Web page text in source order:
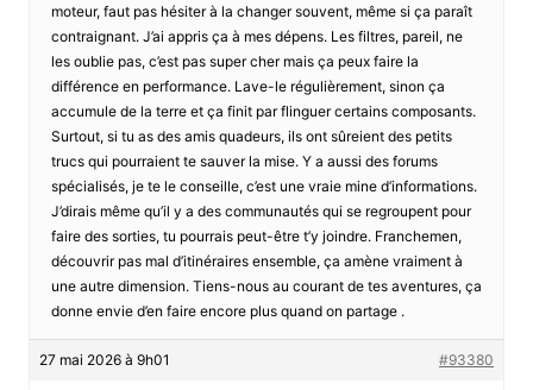
moteur, faut pas hésiter à la changer souvent, même si ça paraît
contraignant. J’ai appris ça à mes dépens. Les filtres, pareil, ne
les oublie pas, c’est pas super cher mais ça peux faire la
différence en performance. Lave-le régulièrement, sinon ça
accumule de la terre et ça finit par flinguer certains composants.
Surtout, si tu as des amis quadeurs, ils ont sûreient des petits
trucs qui pourraient te sauver la mise. Y a aussi des forums
spécialisés, je te le conseille, c’est une vraie mine d’informations.
J’dirais même qu’il y a des communautés qui se regroupent pour
faire des sorties, tu pourrais peut-être t’y joindre. Franchemen,
découvrir pas mal d’itinéraires ensemble, ça amène vraiment à
une autre dimension. Tiens-nous au courant de tes aventures, ça
donne envie d’en faire encore plus quand on partage .
27 mai 2026 à 9h01 #93380